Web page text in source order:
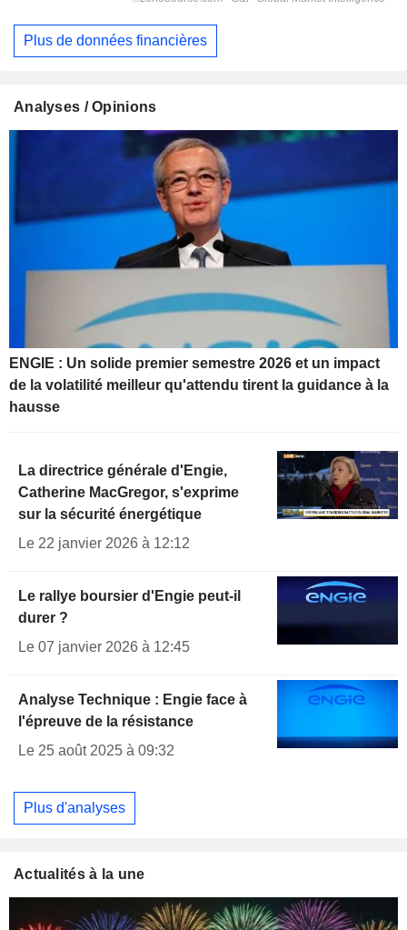
Plus de données financières
Analyses / Opinions
ENGIE : Un solide premier semestre 2026 et un impact
de la volatilité meilleur qu'attendu tirent la guidance à la
hausse
La directrice générale d'Engie,
Catherine MacGregor, s'exprime
sur la sécurité énergétique
Le 22 janvier 2026 à 12:12
Le rallye boursier d'Engie peut-il
durer ?
Le 07 janvier 2026 à 12:45
Analyse Technique : Engie face à
l'épreuve de la résistance
Le 25 août 2025 à 09:32
Plus d'analyses
Actualités à la une